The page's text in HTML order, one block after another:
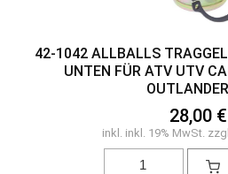
42-1042 ALLBALLS
UNTEN FÜR ATV UTV
28,00 €
inkl. inkl. 19% MwSt. zzgl.